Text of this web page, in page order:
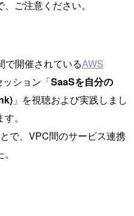
ご注意ください。
で開催されているAWS
ション「SaaSを自分の
」を視聴および実践しまし
。
で、VPC間のサービス連携